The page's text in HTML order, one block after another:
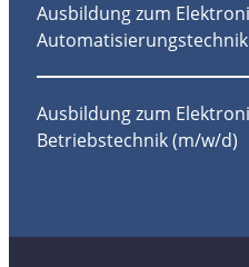
Ausbildung zum
Ausbildung zum
Betriebstechnik (m/w/d)